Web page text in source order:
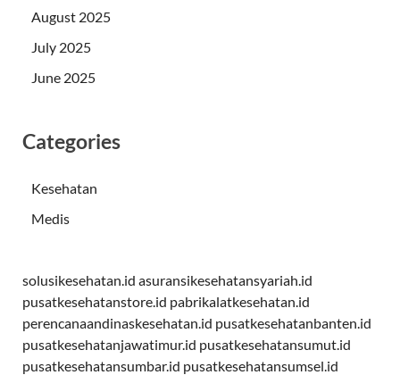
August 2025
July 2025
June 2025
Categories
Kesehatan
Medis
solusikesehatan.id asuransikesehatansyariah.id
pusatkesehatanstore.id pabrikalatkesehatan.id
perencanaandinaskesehatan.id pusatkesehatanbanten.id
pusatkesehatanjawatimur.id pusatkesehatansumut.id
pusatkesehatansumbar.id pusatkesehatansumsel.id